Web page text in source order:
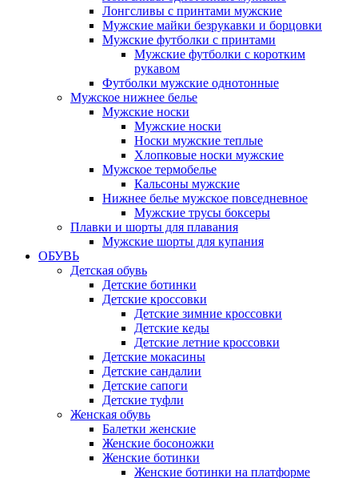
Лонгсливы с принтами мужские
Мужские майки безрукавки и борцовки
Мужские футболки с принтами
Мужские футболки с коротким
рукавом
Футболки мужские однотонные
Мужское нижнее белье
Мужские носки
Мужские носки
Носки мужские теплые
Хлопковые носки мужские
Мужское термобелье
Кальсоны мужские
Нижнее белье мужское повседневное
Мужские трусы боксеры
Плавки и шорты для плавания
Мужские шорты для купания
ОБУВЬ
Детская обувь
Детские ботинки
Детские кроссовки
Детские зимние кроссовки
Детские кеды
Детские летние кроссовки
Детские мокасины
Детские сандалии
Детские сапоги
Детские туфли
Женская обувь
Балетки женские
Женские босоножки
Женские ботинки
Женские ботинки на платформе